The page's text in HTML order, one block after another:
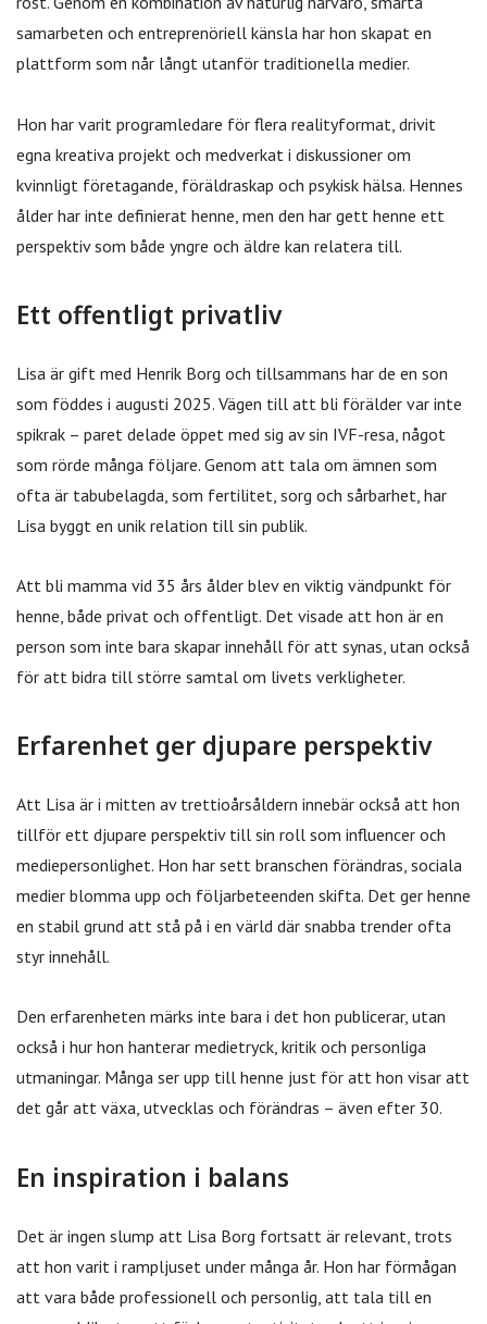
samarbeten och entreprenöriell känsla har hon skapat en
plattform som når långt utanför traditionella medier.
Hon har varit programledare för flera realityformat, drivit
egna kreativa projekt och medverkat i diskussioner om
kvinnligt företagande, föräldraskap och psykisk hälsa. Hennes
ålder har inte definierat henne, men den har gett henne ett
perspektiv som både yngre och äldre kan relatera till.
Ett offentligt privatliv
Lisa är gift med Henrik Borg och tillsammans har de en son
som föddes i augusti 2025. Vägen till att bli förälder var inte
spikrak – paret delade öppet med sig av sin IVF-resa, något
som rörde många följare. Genom att tala om ämnen som
ofta är tabubelagda, som fertilitet, sorg och sårbarhet, har
Lisa byggt en unik relation till sin publik.
Att bli mamma vid 35 års ålder blev en viktig vändpunkt för
henne, både privat och offentligt. Det visade att hon är en
person som inte bara skapar innehåll för att synas, utan också
för att bidra till större samtal om livets verkligheter.
Erfarenhet ger djupare perspektiv
Att Lisa är i mitten av trettioårsåldern innebär också att hon
tillför ett djupare perspektiv till sin roll som influencer och
mediepersonlighet. Hon har sett branschen förändras, sociala
medier blomma upp och följarbeteenden skifta. Det ger henne
en stabil grund att stå på i en värld där snabba trender ofta
styr innehåll.
Den erfarenheten märks inte bara i det hon publicerar, utan
också i hur hon hanterar medietryck, kritik och personliga
utmaningar. Många ser upp till henne just för att hon visar att
det går att växa, utvecklas och förändras – även efter 30.
En inspiration i balans
Det är ingen slump att Lisa Borg fortsatt är relevant, trots
att hon varit i rampljuset under många år. Hon har förmågan
att vara både professionell och personlig, att tala till en